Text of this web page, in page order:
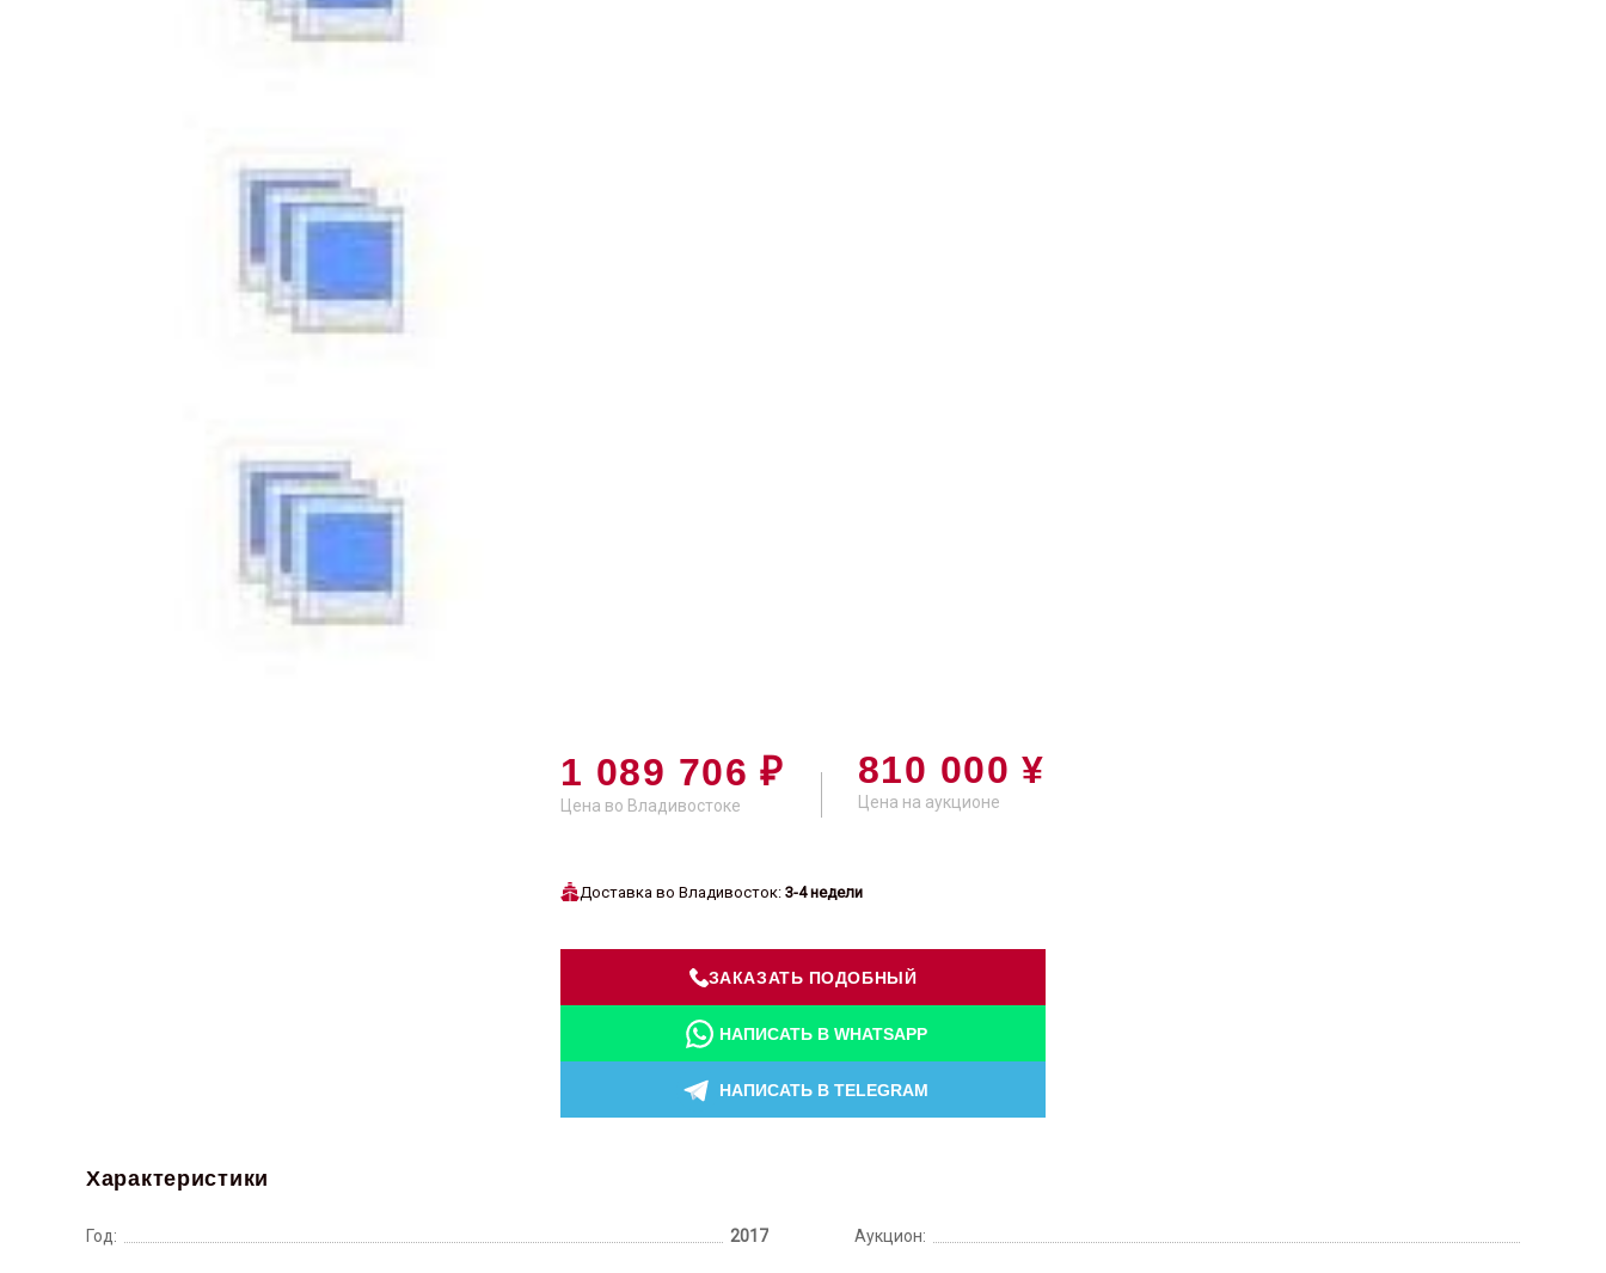
1 089 706 ₽
Цена во Владивостоке
810 000 ¥
Цена на аукционе
Доставка во Владивосток:3-4 недели
ЗАКАЗАТЬ ПОДОБНЫЙ
НАПИСАТЬ В WHATSAPP
НАПИСАТЬ В TELEGRAM
Характеристики
Год: 2017 Аукцион: